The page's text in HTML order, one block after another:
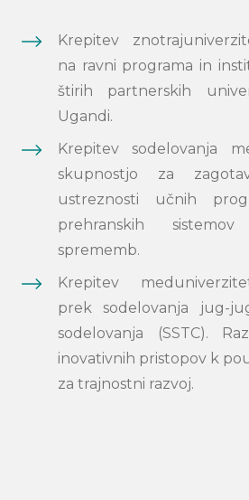
Krepitev
na ravni programa in
štirih partnerskih
Ugandi.
Krepitev sodelovanja
skupnostjo za
ustreznosti učnih
prehranskih
sprememb.
Krepitev
prek sodelovanja jug-
sodelovanja (SSTC).
inovativnih pristopov k
za trajnostni razvoj.